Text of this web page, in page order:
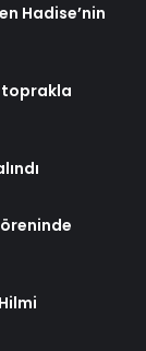
Hadise’nin
toprakla